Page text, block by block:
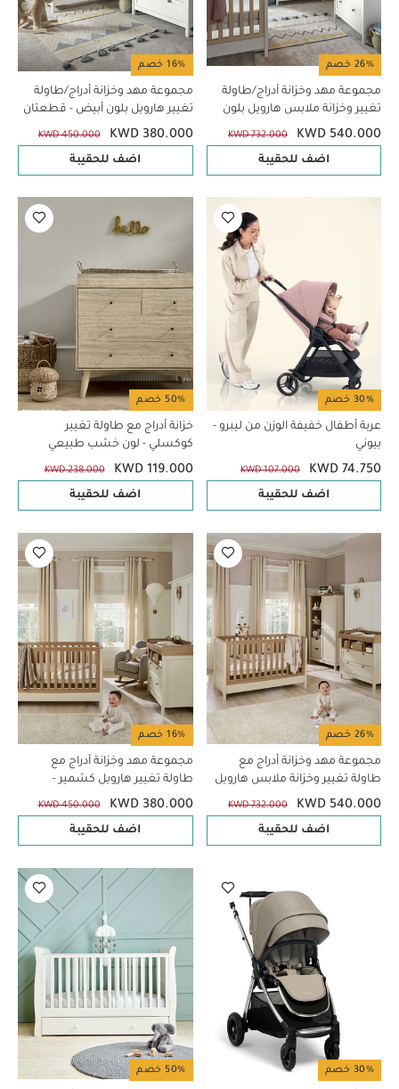
26% خصم
مجموعة مهد وخزانة أدراج/طاولة
تغيير وخزانة ملابس هارويل بلون
أبيض - 3 قطع
KWD 540.000
KWD 732.000
اضف للحقيبة
16% خصم
مجموعة مهد وخزانة أدراج/طاولة
تغيير هارويل بلون أبيض - قطعتان
KWD 380.000
KWD 450.000
اضف للحقيبة
30% خصم
عربة أطفال خفيفة الوزن من ليبرو -
بيوني
KWD 74.750
KWD 107.000
اضف للحقيبة
50% خصم
خزانة أدراج مع طاولة تغيير
كوكسلي - لون خشب طبيعي
KWD 119.000
KWD 238.000
اضف للحقيبة
26% خصم
مجموعة مهد وخزانة أدراج مع
طاولة تغيير وخزانة ملابس هارويل
كشمير - 3 قطع
KWD 540.000
KWD 732.000
اضف للحقيبة
16% خصم
مجموعة مهد وخزانة أدراج مع
طاولة تغيير هارويل كشمير -
قطعتان
KWD 380.000
KWD 450.000
اضف للحقيبة
30% خصم 50% خصم